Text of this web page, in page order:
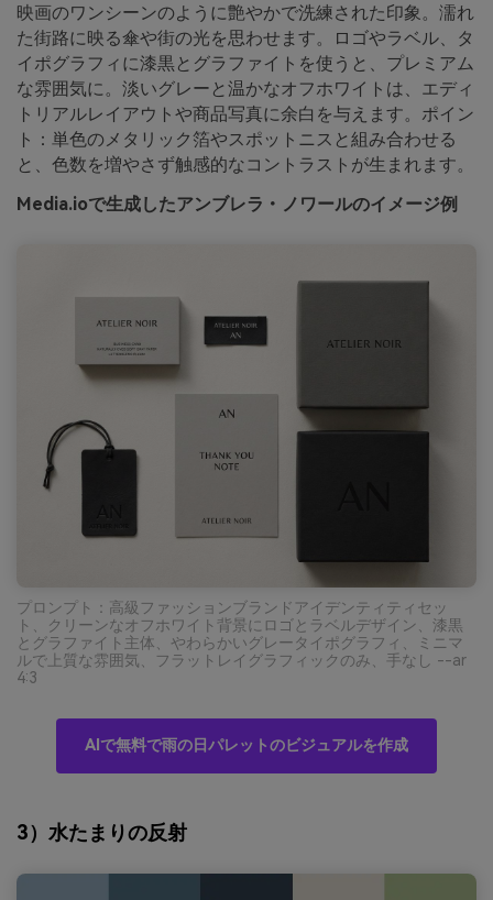
映画のワンシーンのように艶やかで洗練された印象。濡れ
た街路に映る傘や街の光を思わせます。ロゴやラベル、タ
イポグラフィに漆黒とグラファイトを使うと、プレミアム
な雰囲気に。淡いグレーと温かなオフホワイトは、エディ
トリアルレイアウトや商品写真に余白を与えます。ポイン
ト：単色のメタリック箔やスポットニスと組み合わせる
と、色数を増やさず触感的なコントラストが生まれます。
Media.ioで生成したアンブレラ・ノワールのイメージ例
プロンプト：高級ファッションブランドアイデンティティセッ
ト、クリーンなオフホワイト背景にロゴとラベルデザイン、漆黒
とグラファイト主体、やわらかいグレータイポグラフィ、ミニマ
ルで上質な雰囲気、フラットレイグラフィックのみ、手なし --ar
4:3
AIで無料で雨の日パレットのビジュアルを作成
3）水たまりの反射